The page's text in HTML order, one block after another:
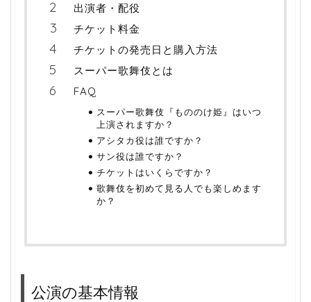
出演者・配役
チケット料金
チケットの発売日と購入方法
スーパー歌舞伎とは
FAQ
スーパー歌舞伎『もののけ姫』はいつ
上演されますか？
アシタカ役は誰ですか？
サン役は誰ですか？
チケットはいくらですか？
歌舞伎を初めて見る人でも楽しめます
か？
公演の基本情報